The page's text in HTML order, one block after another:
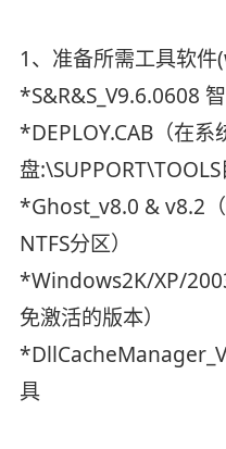
1、准备所需工具软
*S&R&S_V9.6.0608
*DEPLOY.CAB（在系
盘:\SUPPORT\TOOLS
*Ghost_v8.0 & v8.2
NTFS分区）
*Windows2K/XP/
免激活的版本）
具